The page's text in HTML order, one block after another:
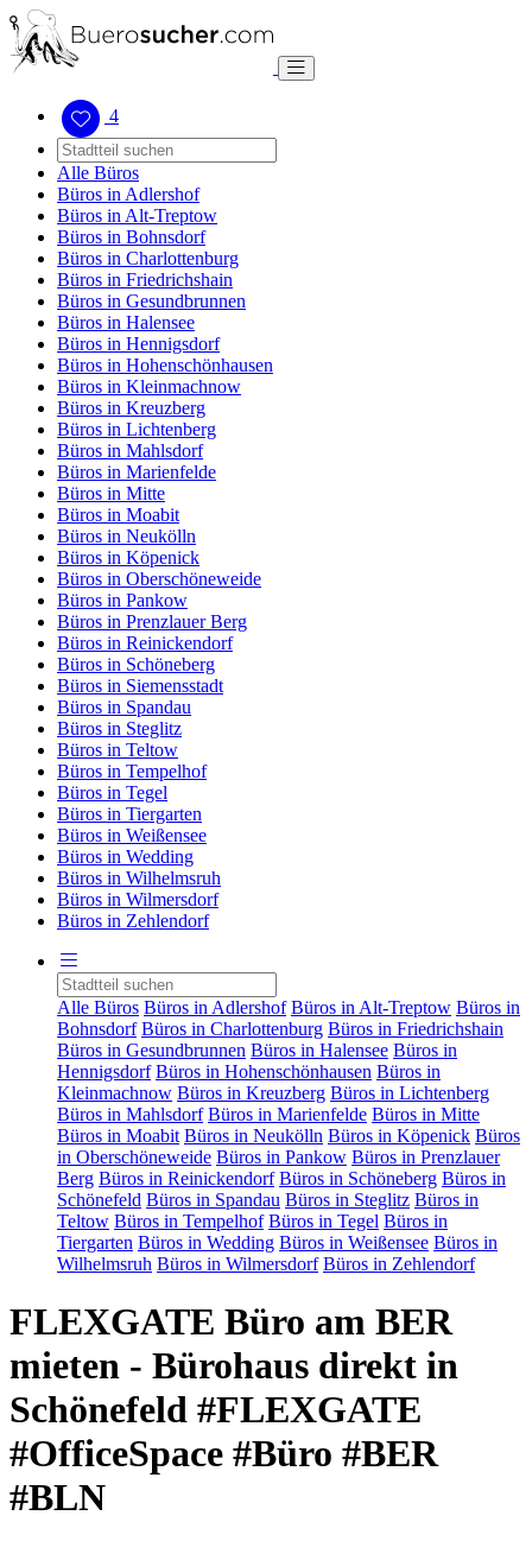
4
Alle Büros
Büros in Adlershof
Büros in Alt-Treptow
Büros in Bohnsdorf
Büros in Charlottenburg
Büros in Friedrichshain
Büros in Gesundbrunnen
Büros in Halensee
Büros in Hennigsdorf
Büros in Hohenschönhausen
Büros in Kleinmachnow
Büros in Kreuzberg
Büros in Lichtenberg
Büros in Mahlsdorf
Büros in Marienfelde
Büros in Mitte
Büros in Moabit
Büros in Neukölln
Büros in Köpenick
Büros in Oberschöneweide
Büros in Pankow
Büros in Prenzlauer Berg
Büros in Reinickendorf
Büros in Schöneberg
Büros in Siemensstadt
Büros in Spandau
Büros in Steglitz
Büros in Teltow
Büros in Tempelhof
Büros in Tegel
Büros in Tiergarten
Büros in Weißensee
Büros in Wedding
Büros in Wilhelmsruh
Büros in Wilmersdorf
Büros in Zehlendorf
Alle Büros Büros in Adlershof Büros in Alt-Treptow Büros in
Bohnsdorf Büros in Charlottenburg Büros in Friedrichshain
Büros in Gesundbrunnen Büros in Halensee Büros in
Hennigsdorf Büros in Hohenschönhausen Büros in
Kleinmachnow Büros in Kreuzberg Büros in Lichtenberg
Büros in Mahlsdorf Büros in Marienfelde Büros in Mitte
Büros in Moabit Büros in Neukölln Büros in Köpenick Büros
in Oberschöneweide Büros in Pankow Büros in Prenzlauer
Berg Büros in Reinickendorf Büros in Schöneberg Büros in
Schönefeld Büros in Spandau Büros in Steglitz Büros in
Teltow Büros in Tempelhof Büros in Tegel Büros in
Tiergarten Büros in Wedding Büros in Weißensee Büros in
Wilhelmsruh Büros in Wilmersdorf Büros in Zehlendorf
FLEXGATE Büro am BER
mieten - Bürohaus direkt in
Schönefeld #FLEXGATE
#OfficeSpace #Büro #BER
#BLN